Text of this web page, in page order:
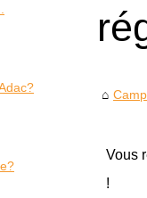
Vous
!